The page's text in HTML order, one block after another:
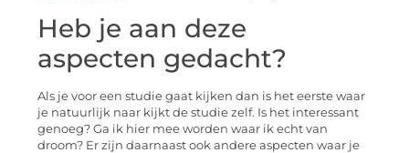
Heb je aan deze
aspecten gedacht?
Als je voor een studie gaat kijken dan is het eerste waar
je natuurlijk naar kijkt de studie zelf. Is het interessant
genoeg? Ga ik hier mee worden waar ik echt van
droom? Er zijn daarnaast ook andere aspecten waar je